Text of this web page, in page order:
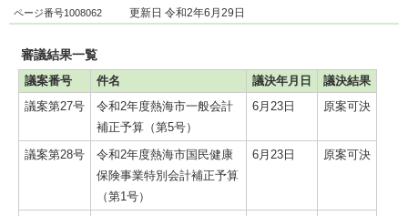
ページ番号1008062 更新日 令和2年6月29日
審議結果一覧
議案番号
件名 議決年月日
議決結果
議案第27号
令和2年度熱海市一般会計
補正予算（第5号）
6月23日 原案可決
議案第28号
令和2年度熱海市国民健康
保険事業特別会計補正予算
（第1号）
6月23日 原案可決